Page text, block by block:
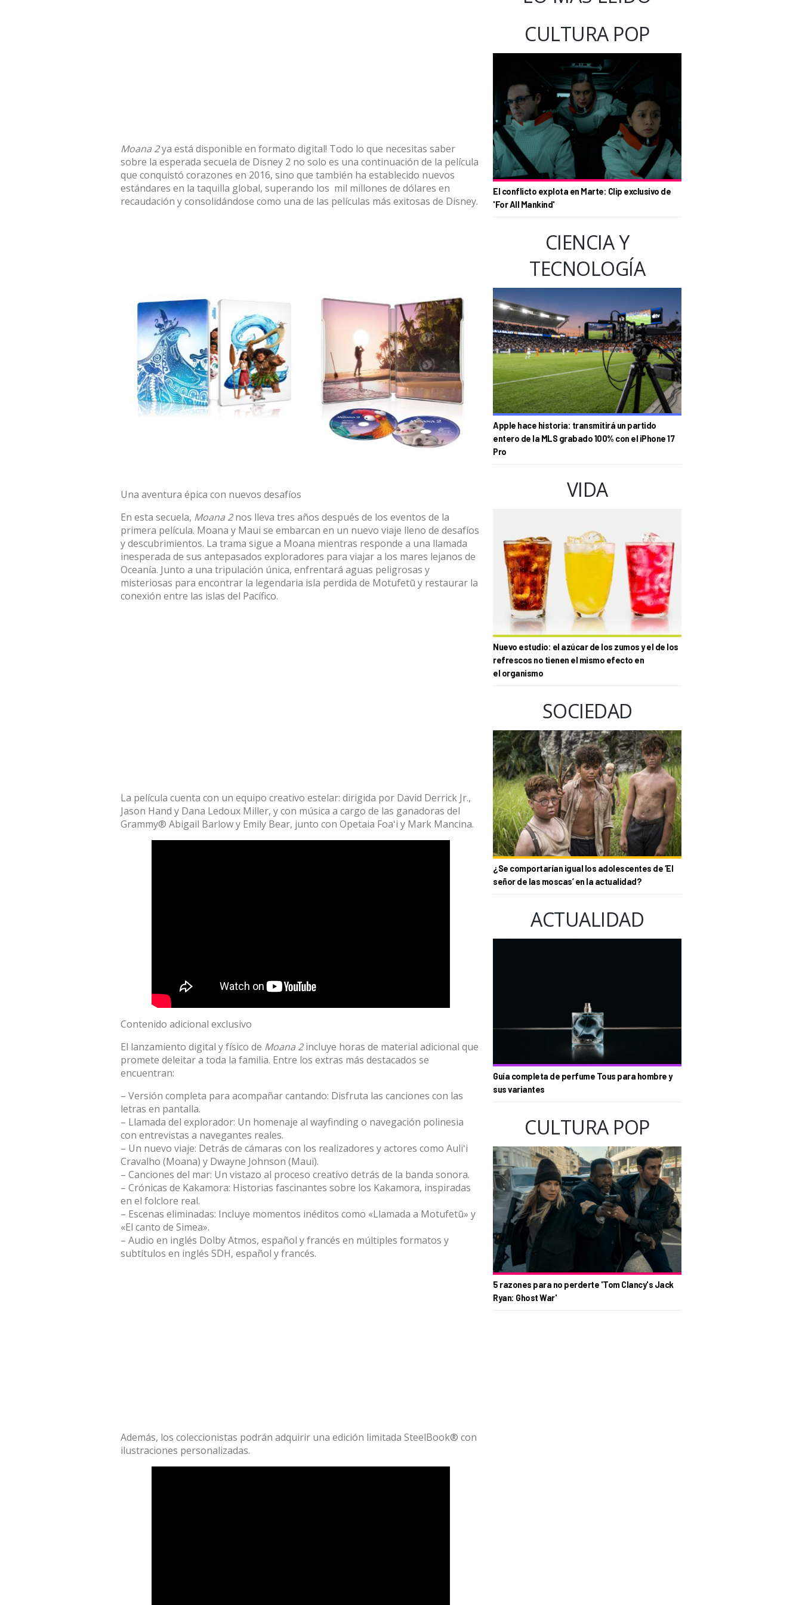
Moana 2ya está disponible en formato digital! Todo lo que necesitas saber
sobre la esperada secuela de Disney 2 no solo es una continuación de la película
que conquistó corazones en 2016, sino que también ha establecido nuevos
estándares en la taquilla global, superando los mil millones de dólares en
recaudación y consolidándose como una de las películas más exitosas de Disney.
Una aventura épica con nuevos desafíos
En esta secuela, Moana 2nos lleva tres años después de los eventos de la
primera película. Moana y Maui se embarcan en un nuevo viaje lleno de desafíos
y descubrimientos. La trama sigue a Moana mientras responde a una llamada
inesperada de sus antepasados exploradores para viajar a los mares lejanos de
Oceanía. Junto a una tripulación única, enfrentará aguas peligrosas y
misteriosas para encontrar la legendaria isla perdida de Motufetū y restaurar la
conexión entre las islas del Pacífico.
La película cuenta con un equipo creativo estelar: dirigida por David Derrick Jr.,
Jason Hand y Dana Ledoux Miller, y con música a cargo de las ganadoras del
Grammy® Abigail Barlow y Emily Bear, junto con Opetaia Foaʻi y Mark Mancina.
Contenido adicional exclusivo
El lanzamiento digital y físico de Moana 2incluye horas de material adicional que
promete deleitar a toda la familia. Entre los extras más destacados se
encuentran:
– Versión completa para acompañar cantando: Disfruta las canciones con las
letras en pantalla.
– Llamada del explorador: Un homenaje al wayfinding o navegación polinesia
con entrevistas a navegantes reales.
– Un nuevo viaje: Detrás de cámaras con los realizadores y actores como Auliʻi
Cravalho (Moana) y Dwayne Johnson (Maui).
– Canciones del mar: Un vistazo al proceso creativo detrás de la banda sonora.
– Crónicas de Kakamora: Historias fascinantes sobre los Kakamora, inspiradas
en el folclore real.
– Escenas eliminadas: Incluye momentos inéditos como «Llamada a Motufetū» y
«El canto de Simea».
– Audio en inglés Dolby Atmos, español y francés en múltiples formatos y
subtítulos en inglés SDH, español y francés.
Además, los coleccionistas podrán adquirir una edición limitada SteelBook® con
ilustraciones personalizadas.
CULTURA POP
El conflicto explota en Marte: Clip exclusivo de
'For All Mankind'
CIENCIA Y
TECNOLOGÍA
Apple hace historia: transmitirá un partido
entero de la MLS grabado 100% con el iPhone 17
Pro
VIDA
Nuevo estudio: el azúcar de los zumos y el de los
refrescos no tienen el mismo efecto en
el organismo
SOCIEDAD
¿Se comportarían igual los adolescentes de ‘El
señor de las moscas’ en la actualidad?
ACTUALIDAD
Guía completa de perfume Tous para hombre y
sus variantes
CULTURA POP
5 razones para no perderte 'Tom Clancy's Jack
Ryan: Ghost War'